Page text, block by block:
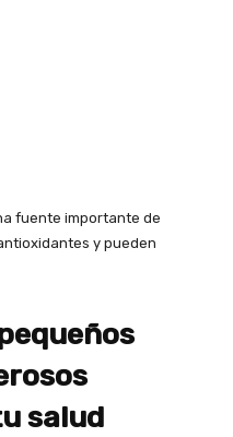
fuente importante de
y pueden
salud